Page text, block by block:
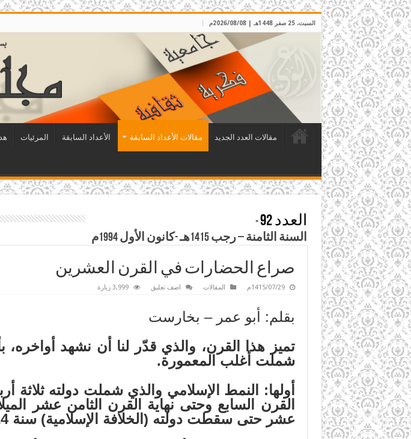
السبت، 25 صفر 1448هـ | 2026/08/08م
مقالات العدد الجديد مقالات الأعداد السابقة الأعداد السابقة المرئيات
العدد 92
-
السنة الثامنة – رجب 1415هـ -كانون الأول 1994م
صراع الحضارات في القرن العشرين
1415/07/29م المقالات اضف تعليق 3,999 زيارة
بقلم: أبو عمر – بخارست
تميز هذا القرن، والذي قدّر لنا أن نشهد أواخره،
شملت أغلب المعمورة.
أولها: النمط الإسلامي والذي شملت دولته ثلاثة
القرن السابع وحتى نهاية القرن الثامن عشر
عشر حتى سقطت دولته (الخلافة الإسلامية) سنة 1924م.